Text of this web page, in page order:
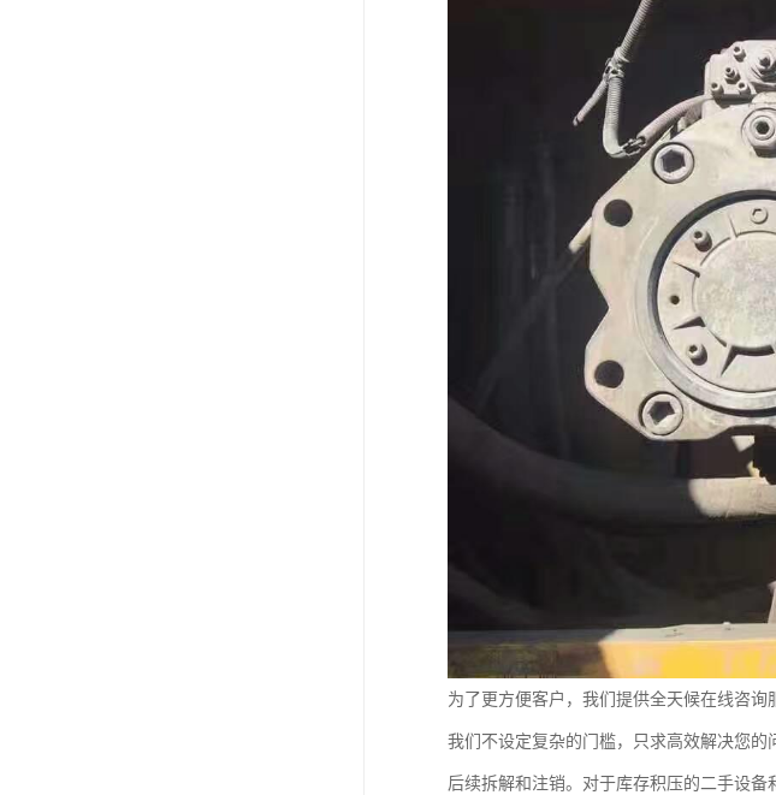
为了更方便客户，我们提供全天候在线咨询
我们不设定复杂的门槛，只求高效解决您
后续拆解和注销。对于库存积压的二手设备